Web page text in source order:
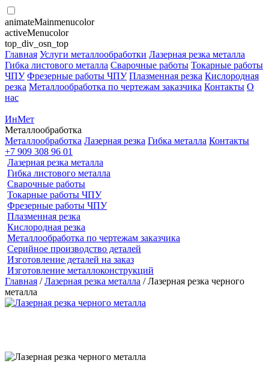
animateMainmenucolor
activeMenucolor
top_div_osn_top
Главная Услуги металлообработки Лазерная резка металла
Гибка листового металла Сварочные работы Токарные работы
ЧПУ Фрезерные работы ЧПУ Плазменная резка Кислородная
резка Металлообработка по чертежам заказчика Контакты О
нас
ИнМет
Металлообработка
Металлообработка Лазерная резка Гибка металла Контакты
+7 909 308 96 01
Лазерная резка металла
Гибка листового металла
Сварочные работы
Токарные работы ЧПУ
Фрезерные работы ЧПУ
Плазменная резка
Кислородная резка
Металлообработка по чертежам заказчика
Серийное производство деталей
Изготовление деталей на заказ
Изготовление металлоконструкций
Главная /Лазерная резка металла / Лазерная резка черного
металла